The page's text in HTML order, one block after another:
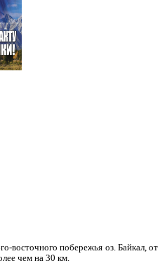
восточного побережья оз. Байкал,
чем на 30 км.